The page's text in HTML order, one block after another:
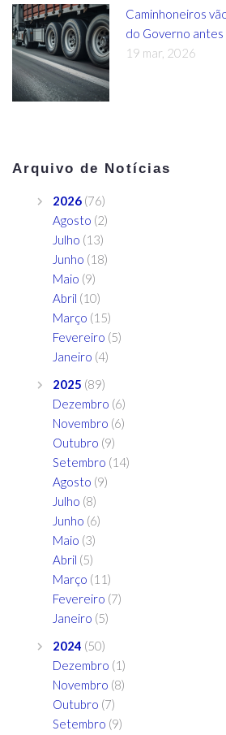
Caminhoneiros
do Governo
19 mar, 2026
Arquivo de Notícias
2026 (76)
Agosto (2)
Julho (13)
Junho (18)
Maio (9)
Abril (10)
Março (15)
Fevereiro (5)
Janeiro (4)
2025 (89)
Dezembro (6)
Novembro (6)
Outubro (9)
Setembro (14)
Agosto (9)
Julho (8)
Junho (6)
Maio (3)
Abril (5)
Março (11)
Fevereiro (7)
Janeiro (5)
2024 (50)
Dezembro (1)
Novembro (8)
Outubro (7)
Setembro (9)